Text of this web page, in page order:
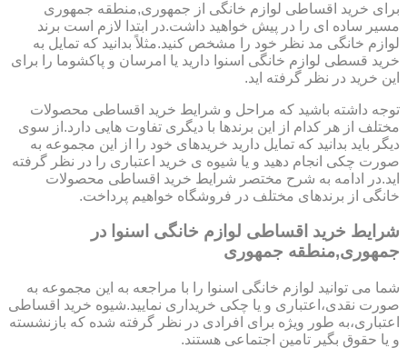
برای خرید اقساطی لوازم خانگی از جمهوری,منطقه جمهوری
مسیر ساده ای را در پیش خواهید داشت.در ابتدا لازم است برند
لوازم خانگی مد نظر خود را مشخص کنید.مثلاً بدانید که تمایل به
خرید قسطی لوازم خانگی اسنوا دارید یا امرسان و پاکشوما را برای
این خرید در نظر گرفته اید.
توجه داشته باشید که مراحل و شرایط خرید اقساطی محصولات
مختلف از هر کدام از این برندها با دیگری تفاوت هایی دارد.از سوی
دیگر باید بدانید که تمایل دارید خریدهای خود را از این مجموعه به
صورت چکی انجام دهید و یا شیوه ی خرید اعتباری را در نظر گرفته
اید.در ادامه به شرح مختصر شرایط خرید اقساطی محصولات
خانگی از برندهای مختلف در فروشگاه خواهیم پرداخت.
شرایط خرید اقساطی لوازم خانگی اسنوا در
جمهوری,منطقه جمهوری
شما می توانید لوازم خانگی اسنوا را با مراجعه به این مجموعه به
صورت نقدی،اعتباری و یا چکی خریداری نمایید.شیوه خرید اقساطی
اعتباری،به طور ویژه برای افرادی در نظر گرفته شده که بازنشسته
و یا حقوق بگیر تامین اجتماعی هستند.